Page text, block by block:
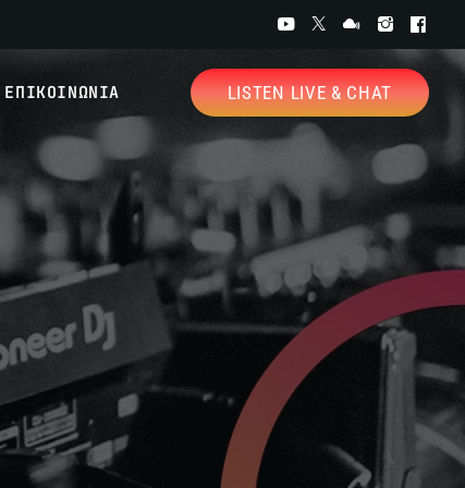
ΕΠΙΚΟΙΝΩΝΙΑ LISTEN LIVE & CHAT